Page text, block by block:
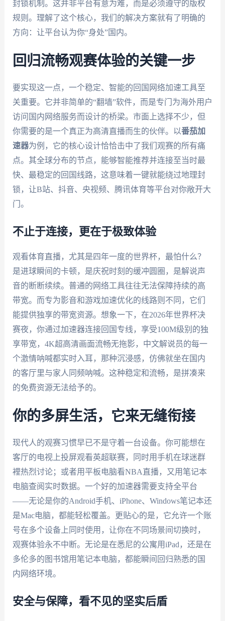
封锁机制。这并非平台有意为难，而是必须遵守的版权
规则。理解了这个核心，我们的解决方案就有了明确的
方向：让平台认为你“身处”国内。
回归流畅观赛体验的关键一步
要实现这一点，一个稳定、智能的回国网络加速工具至
关重要。它并非简单的“翻墙”软件，而是专门为海外用户
访问国内网络服务而设计的桥梁。市面上选择不少，但
你需要的是一个真正为高清直播而生的伙伴。以番茄加
速器为例，它的核心设计恰恰击中了我们观赛的所有痛
点。其全球分布的节点，能够智能推荐并连接至当时最
快、最稳定的回国线路，这意味着一键就能绕过地理封
锁，让B站、抖音、央视频、腾讯体育等平台对你敞开大
门。
不止于连接，更在于极致体验
观看体育直播，尤其是四年一度的世界杯，最怕什么？
是进球瞬间的卡顿，是庆祝时刻的缓冲圆圈，是解说声
音的断断续续。普通的网络工具往往无法保障持续的高
带宽。而专为影音和游戏加速优化的线路则不同，它们
能提供独享的带宽资源。想象一下，在2026年世界杯决
赛夜，你通过加速器连接回国专线，享受100M级别的独
享带宽，4K超高清画面流畅无拖影，中文解说员的每一
个激情呐喊都实时入耳，那种沉浸感，仿佛就坐在国内
的客厅里与家人同频呐喊。这种稳定和流畅，是拼凑来
的免费资源无法给予的。
你的多屏生活，它来无缝衔接
现代人的观赛习惯早已不是守着一台设备。你可能想在
客厅的电视上投屏观看英超联赛，同时用手机在球迷群
裡热烈讨论；或者用平板电脑看NBA直播，又用笔记本
电脑查阅实时数据。一个好的加速器需要支持全平台
——无论是你的Android手机、iPhone、Windows笔记本还
是Mac电脑，都能轻松覆盖。更贴心的是，它允许一个账
号在多个设备上同时使用，让你在不同场景间切换时，
观赛体验永不中断。无论是在悉尼的公寓用iPad，还是在
多伦多的图书馆用笔记本电脑，都能瞬间回归熟悉的国
内网络环境。
安全与保障，看不见的坚实后盾